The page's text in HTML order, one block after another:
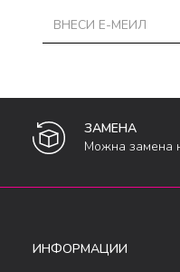
ЗАМЕНА
Можна замена
ИНФОРМАЦИИ